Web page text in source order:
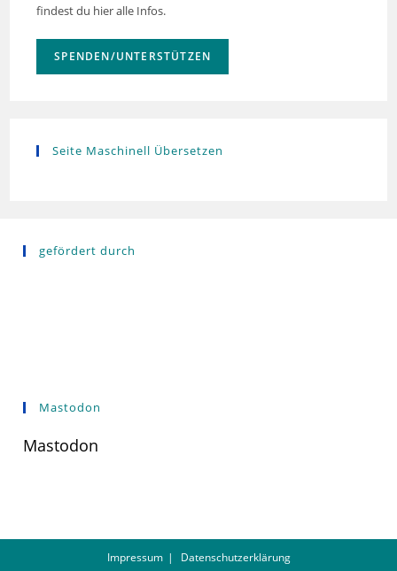
findest du hier alle Infos.
SPENDEN/UNTERSTÜTZEN
Seite Maschinell Übersetzen
gefördert durch
Mastodon
Mastodon
Impressum Datenschutzerklärung